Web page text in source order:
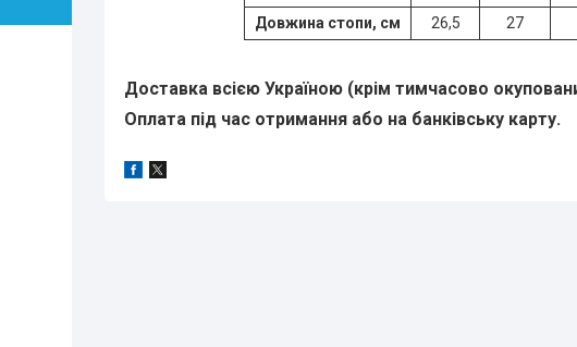
Довжина стопи, см
26,5 27
Доставка всією Україною (крім тимчасово
Оплата під час отримання або на банківську карту.